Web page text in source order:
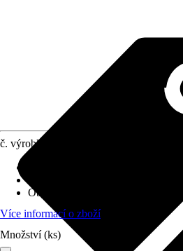
č. výrobku
Objímka
Více informací o zboží
Množství (ks)